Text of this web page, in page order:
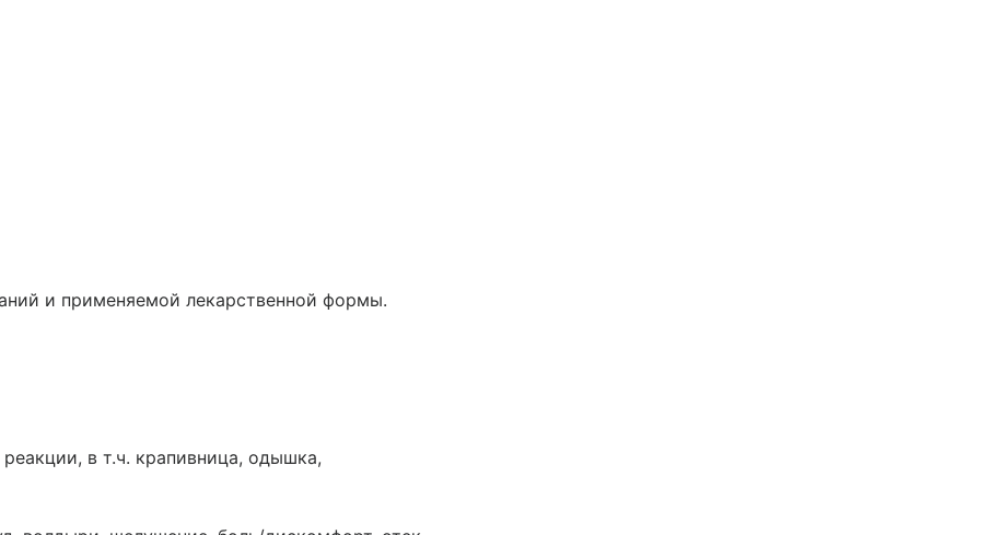
и применяемой лекарственной формы.
реакции, в т.ч. крапивница, одышка,